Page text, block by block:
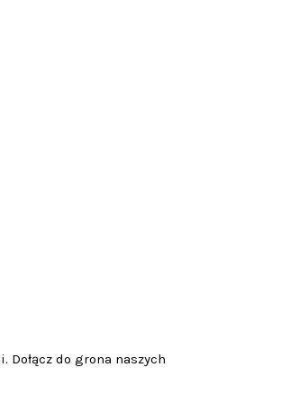
do grona naszych